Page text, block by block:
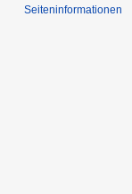
Seiten­­informationen